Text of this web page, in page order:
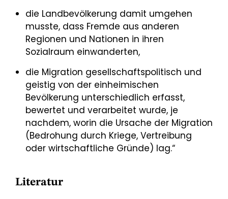
die Landbevölkerung damit umgehen
musste, dass Fremde aus anderen
Regionen und Nationen in ihren
Sozialraum einwanderten,
die Migration gesellschaftspolitisch und
geistig von der einheimischen
Bevölkerung unterschiedlich erfasst,
bewertet und verarbeitet wurde, je
nachdem, worin die Ursache der Migration
(Bedrohung durch Kriege, Vertreibung
oder wirtschaftliche Gründe) lag.“
Literatur